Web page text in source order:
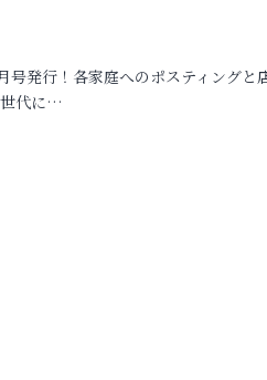
号発行！各家庭へのポスティングと
世代に…